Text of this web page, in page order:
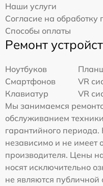
Наши услуги
Согласие на
Способы оплаты
Ремонт
Ноутбуков
Смартфонов
VR
Клавиатур
VR
Мы занимаемся
обслуживанием
гарантийного
независимо и не имеет
производителя. Цены
носят исключительно
не являются публичной